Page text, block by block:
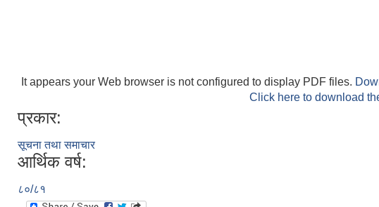
It appears your Web browser is not configured to display PDF files.
Click here to download
प्रकार:
सूचना तथा समाचार
आर्थिक वर्ष:
८०/८१